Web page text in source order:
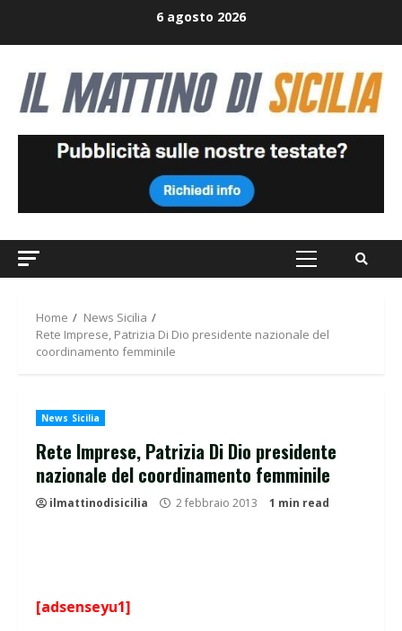
6 agosto 2026
Primary
Home
News Sicilia
Rete Imprese, Patrizia Di Dio presidente nazionale del
coordinamento femminile
News Sicilia
Rete Imprese, Patrizia Di Dio presidente
nazionale del coordinamento femminile
ilmattinodisicilia 2 febbraio 2013 1 min read
[adsenseyu1]